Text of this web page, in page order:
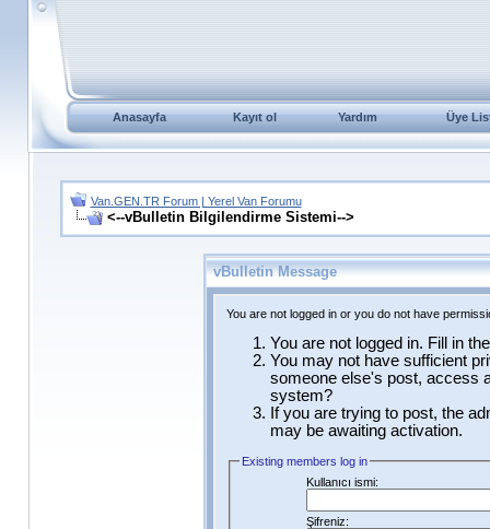
Anasayfa Kayıt ol Yardım Üye
Van.GEN.TR Forum | Yerel Van Forumu
<--vBulletin Bilgilendirme Sistemi-->
vBulletin Message
You are not logged in or you do not have
You are not logged in. Fill in
You may not have sufficient
someone else's post, access
system?
If you are trying to post, the
may be awaiting activation.
Existing members log in
Kullanıcı ismi:
Şifreniz: